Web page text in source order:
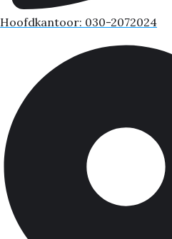
Hoofdkantoor: 030-2072024